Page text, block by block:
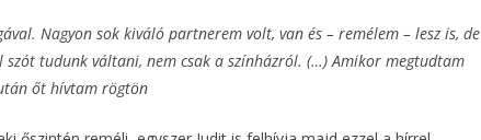
Nagyon sok kiváló partnerem volt, van és – remélem – lesz is, de
szót tudunk váltani, nem csak a színházról. (…) Amikor megtudtam
őt hívtam rögtön